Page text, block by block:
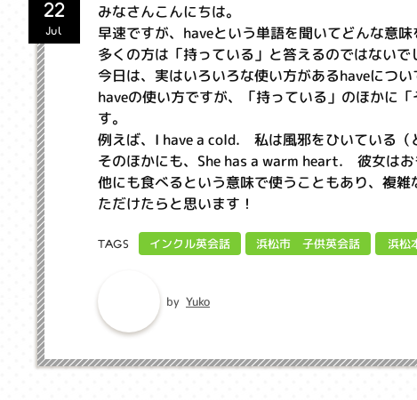
22
Jul
みなさんこんにちは。
早速ですが、haveという単語を聞いてどんな意
多くの方は「持っている」と答えるのではないで
今日は、実はいろいろな使い方があるhaveについ
haveの使い方ですが、「持っている」のほかに
す。
例えば、I have a cold. 私は風邪をひいている（
そのほかにも、She has a warm heart. 彼女は
他にも食べるという意味で使うこともあり、複
ただけたらと思います！
TAGS インクル英会話 浜松市 子供英会話 浜松
by Yuko